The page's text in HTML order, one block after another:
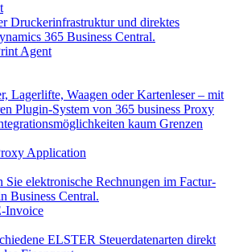
Druckerinfrastruktur und direktes
365 Business Central.
Agent
Lagerlifte, Waagen oder Kartenleser – mit
Plugin-System von 365 business Proxy
kaum Grenzen
Application
Sie elektronische Rechnungen im Factur-
Business Central.
Invoice
ELSTER Steuerdatenarten direkt